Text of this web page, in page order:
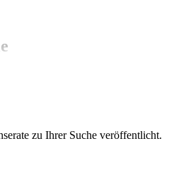
zu Ihrer Suche veröffentlicht.